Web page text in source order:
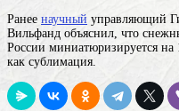
Ранее научный управляющий
Вильфанд объяснил, что
России миниатюризируется на
как сублимация.